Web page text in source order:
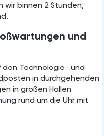
wir binnen 2 Stunden,
und
Technologie- und
in durchgehenden
in großen Hallen
rund um die Uhr mit